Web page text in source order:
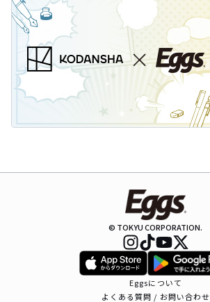
© TOKYU CORPORATION.
Eggsについて
よくある質問 / お問い合わせ